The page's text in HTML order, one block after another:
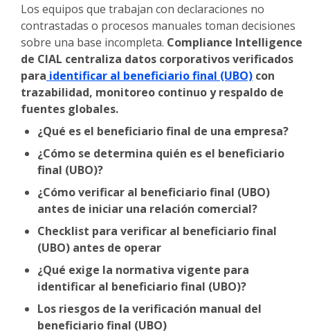
Los equipos que trabajan con declaraciones no
contrastadas o procesos manuales toman decisiones
sobre una base incompleta. Compliance Intelligence
de CIAL centraliza datos corporativos verificados
para identificar al beneficiario final (UBO) con
trazabilidad, monitoreo continuo y respaldo de
fuentes globales.
¿Qué es el beneficiario final de una empresa?
¿Cómo se determina quién es el beneficiario
final (UBO)?
¿Cómo verificar al beneficiario final (UBO)
antes de iniciar una relación comercial?
Checklist para verificar al beneficiario final
(UBO) antes de operar
¿Qué exige la normativa vigente para
identificar al beneficiario final (UBO)?
Los riesgos de la verificación manual del
beneficiario final (UBO)